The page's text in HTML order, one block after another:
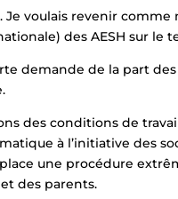
Je voulais revenir
des AESH sur le
demande de la part
des conditions de
à l’initiative des
une procédure
des parents.